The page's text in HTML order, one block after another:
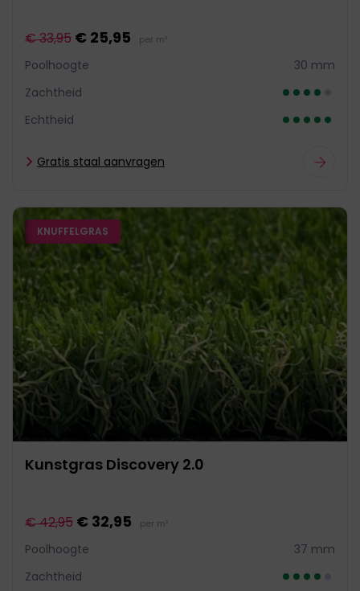
€ 33,95 € 25,95 per m²
Poolhoogte
30 mm
Zachtheid
Echtheid
Gratis staal aanvragen
KNUFFELGRAS
Kunstgras Discovery 2.0
€ 42,95 € 32,95 per m²
Poolhoogte
37 mm
Zachtheid